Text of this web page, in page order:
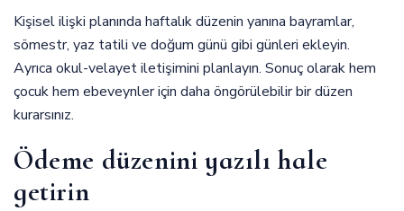
Kişisel ilişki planında haftalık düzenin yanına bayramlar,
sömestr, yaz tatili ve doğum günü gibi günleri ekleyin.
Ayrıca okul-velayet iletişimini planlayın. Sonuç olarak hem
çocuk hem ebeveynler için daha öngörülebilir bir düzen
kurarsınız.
Ödeme düzenini yazılı hale
getirin